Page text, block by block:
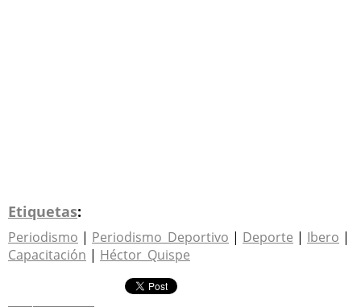
Etiquetas:
Periodismo | Periodismo_Deportivo | Deporte | Ibero |
Capacitación | Héctor_Quispe